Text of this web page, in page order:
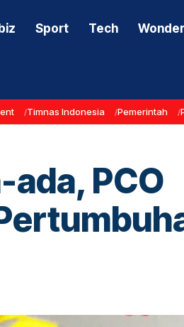
Sport Tech
Timnas Indonesia Pemerintah
PCO